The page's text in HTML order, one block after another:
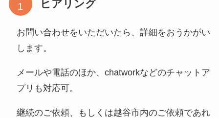
ヒアリング
お問い合わせをいただいたら、詳細をおうかがい
します。
メールや電話のほか、chatworkなどのチャットア
プリも対応可。
継続のご依頼、もしくは越谷市内のご依頼であれ